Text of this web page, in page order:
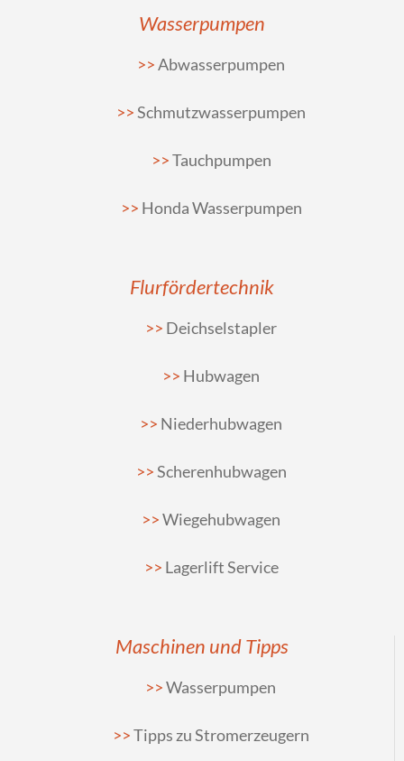
Wasserpumpen
Abwasserpumpen
Schmutzwasserpumpen
Tauchpumpen
Honda Wasserpumpen
Flurfördertechnik
Deichselstapler
Hubwagen
Niederhubwagen
Scherenhubwagen
Wiegehubwagen
Lagerlift Service
Maschinen und Tipps
Wasserpumpen
Tipps zu Stromerzeugern